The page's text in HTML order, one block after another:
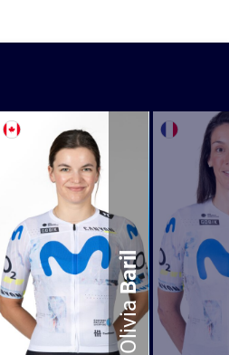
Olivia
Baril